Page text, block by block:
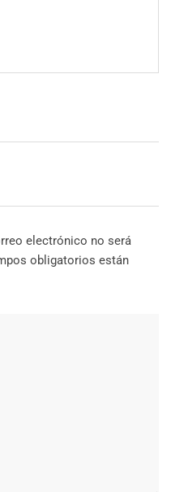
electrónico no será
obligatorios están